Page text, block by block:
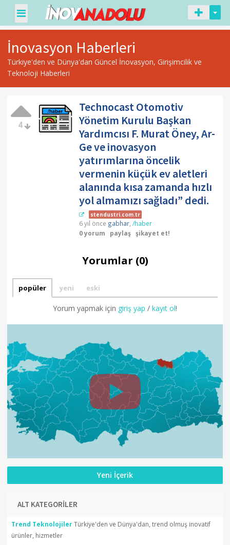
İnovasyon Haberleri
Türkiye'den ve Dünya'dan Güncel İnovasyon, Girişimcilik ve
Teknoloji Haberleri
4
Technocast Otomotiv
Yönetim Kurulu Başkan
Yardımcısı F. Murat Öney, Ar-
Ge ve inovasyon
yatırımlarına öncelik
vermenin küçük ev aletleri
alanında kısa zamanda hızlı
yol almamızı sağladı” dedi.
stendustri.com.tr
6 yıl önce gabhar /haber
0 yorum
paylaş şikayet et!
Yorumlar (0)
popüler yeni eski
Yorum yapmak için giriş yap / kayıt ol!
Yeni İçerik
ALT KATEGORİLER
Trend TeknolojilerTürkiye'den ve Dünya'dan, trend olmuş inovatif
ürünler, hizmetler